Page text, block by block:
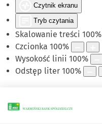
Czytnik ekranu
Tryb czytania
Skalowanie treści 100%
Czcionka 100%
Wysokość linii 100%
Odstęp liter 100%